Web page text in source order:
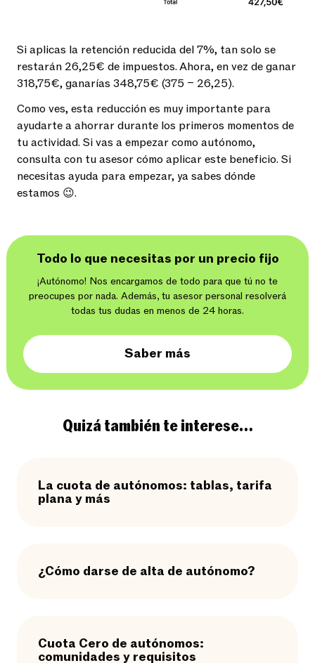
Si aplicas la retención reducida del 7%, tan solo se
restarán 26,25€ de impuestos. Ahora, en vez de ganar
318,75€, ganarías 348,75€ (375 – 26,25).
Como ves, esta reducción es muy importante para
ayudarte a ahorrar durante los primeros momentos de
tu actividad. Si vas a empezar como autónomo,
consulta con tu asesor cómo aplicar este beneficio. Si
necesitas ayuda para empezar, ya sabes dónde
estamos 😉.
Todo lo que necesitas por un precio fijo
¡Autónomo! Nos encargamos de todo para que tú no te
preocupes por nada. Además, tu asesor personal resolverá
todas tus dudas en menos de 24 horas.
Saber más
Quizá también te interese…
La cuota de autónomos: tablas, tarifa
plana y más
¿Cómo darse de alta de autónomo?
Cuota Cero de autónomos:
comunidades y requisitos